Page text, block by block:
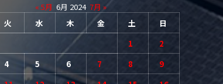
« 5月 6月 2024 7月 »
火 水 木 金 土
日
1
2
4 5 6 7 8
9